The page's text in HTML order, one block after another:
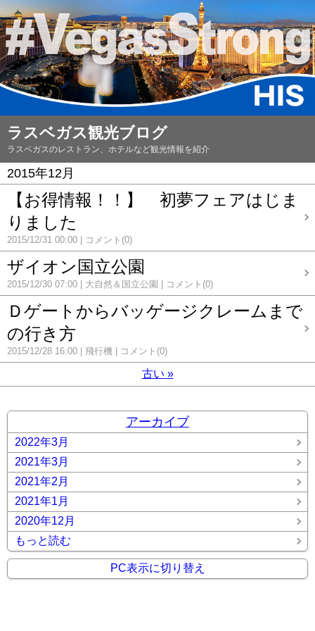
ラスベガス観光ブログ
ラスベガスのレストラン、ホテルなど観光情報を紹介
2015年12月
【お得情報！！】 初夢フェアはじま
りました
2015/12/31 00:00 コメント(0)
ザイオン国立公園
2015/12/30 07:00 大自然＆国立公園 コメント(0)
Ｄゲートからバッゲージクレームまで
の行き方
2015/12/28 16:00 飛行機 コメント(0)
古い »
アーカイブ
2022年3月
2021年3月
2021年2月
2021年1月
2020年12月
もっと読む
PC表示に切り替え